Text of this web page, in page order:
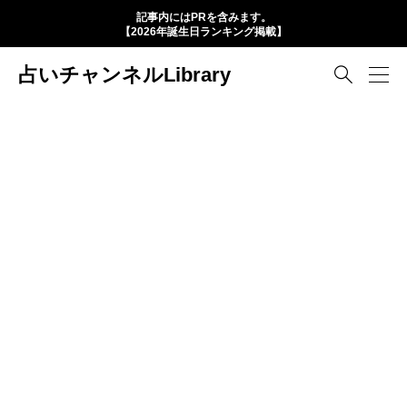
記事内にはPRを含みます。
【2026年誕生日ランキング掲載】
占いチャンネルLibrary 